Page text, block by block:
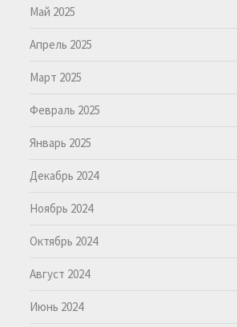
Май 2025
Апрель 2025
Март 2025
Февраль 2025
Январь 2025
Декабрь 2024
Ноябрь 2024
Октябрь 2024
Август 2024
Июнь 2024